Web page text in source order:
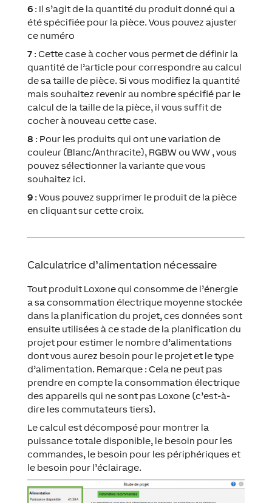
6: Il s’agit de la quantité du produit donné qui a
été spécifiée pour la pièce. Vous pouvez ajuster
ce numéro
7: Cette case à cocher vous permet de définir la
quantité de l’article pour correspondre au calcul
de sa taille de pièce. Si vous modifiez la quantité
mais souhaitez revenir au nombre spécifié par le
calcul de la taille de la pièce, il vous suffit de
cocher à nouveau cette case.
8 : Pour les produits qui ont une variation de
couleur (Blanc/Anthracite), RGBW ou WW , vous
pouvez sélectionner la variante que vous
souhaitez ici.
9: Vous pouvez supprimer le produit de la pièce
en cliquant sur cette croix.
Calculatrice d’alimentation nécessaire
Tout produit Loxone qui consomme de l’énergie
a sa consommation électrique moyenne stockée
dans la planification du projet, ces données sont
ensuite utilisées à ce stade de la planification du
projet pour estimer le nombre d’alimentations
dont vous aurez besoin pour le projet et le type
d’alimentation. Remarque : Cela ne peut pas
prendre en compte la consommation électrique
des appareils qui ne sont pas Loxone (c’est-à-
dire les commutateurs tiers).
Le calcul est décomposé pour montrer la
puissance totale disponible, le besoin pour les
commandes, le besoin pour les périphériques et
le besoin pour l’éclairage.